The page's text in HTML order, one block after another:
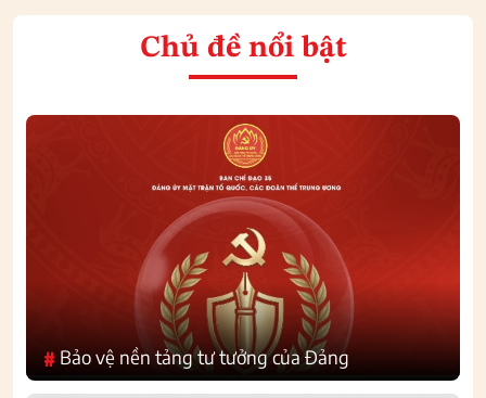
Chủ đề nổi bật
# Bảo vệ nền tảng tư tưởng của Đảng